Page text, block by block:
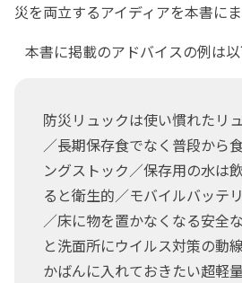
災を両立するアイディアを本書にま
本書に掲載のアドバイスの例は以
防災リュックは使い慣れたリ
／長期保存食でなく普段から
ングストック／保存用の水は
ると衛生的／モバイルバッテ
／床に物を置かなくなる安全
と洗面所にウイルス対策の動
かばんに入れておきたい超